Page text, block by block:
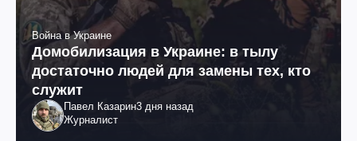
Война в Украине
Домобилизация в Украине: в тылу
достаточно людей для замены тех, кто
служит
Павел Казарин3 дня назад
Журналист